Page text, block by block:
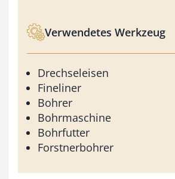
Verwendetes Werkzeug
Drechseleisen
Fineliner
Bohrer
Bohrmaschine
Bohrfutter
Forstnerbohrer